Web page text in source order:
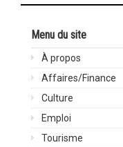
Menu du site
À propos
Affaires/Finance
Culture
Emploi
Tourisme